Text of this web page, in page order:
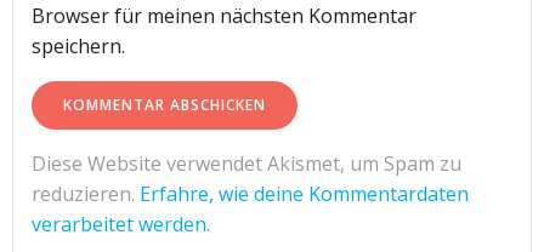
Browser für meinen nächsten Kommentar
speichern.
Diese Website verwendet Akismet, um Spam zu
reduzieren. Erfahre, wie deine Kommentardaten
verarbeitet werden.